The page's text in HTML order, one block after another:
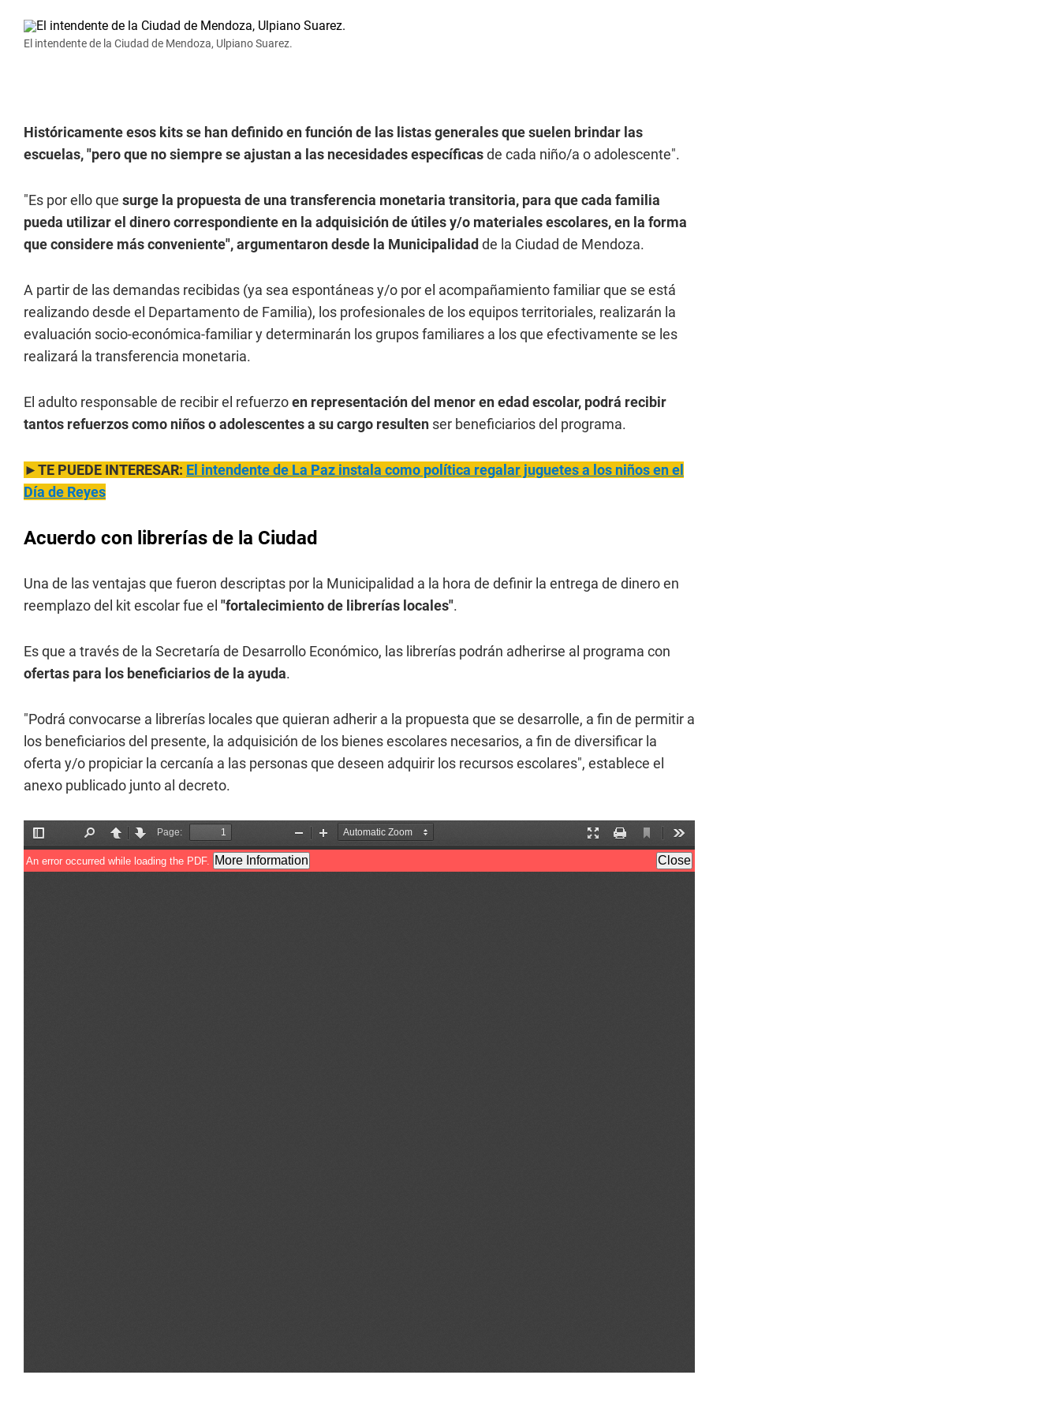
El intendente de la Ciudad de Mendoza, Ulpiano Suarez.
Históricamente esos kits se han definido en función de las listas generales que suelen brindar las
escuelas, "pero que no siempre se ajustan a las necesidades específicasde cada niño/a o adolescente".
"Es por ello que surge la propuesta de una transferencia monetaria transitoria, para que cada familia
pueda utilizar el dinero correspondiente en la adquisición de útiles y/o materiales escolares, en la forma
que considere más conveniente", argumentaron desde la Municipalidad de la Ciudad de Mendoza.
A partir de las demandas recibidas (ya sea espontáneas y/o por el acompañamiento familiar que se está
realizando desde el Departamento de Familia), los profesionales de los equipos territoriales, realizarán la
evaluación socio-económica-familiar y determinarán los grupos familiares a los que efectivamente se les
realizará la transferencia monetaria.
El adulto responsable de recibir el refuerzoen representación del menor en edad escolar, podrá recibir
tantos refuerzos como niños o adolescentes a su cargo resulten ser beneficiarios del programa.
►TE PUEDE INTERESAR: El intendente de La Paz instala como política regalar juguetes a los niños en el
Día de Reyes
Acuerdo con librerías de la Ciudad
Una de las ventajas que fueron descriptas por la Municipalidad a la hora de definir la entrega de dinero en
reemplazo del kit escolar fue el "fortalecimiento de librerías locales".
Es que a través de la Secretaría de Desarrollo Económico, las librerías podrán adherirse al programa con
ofertas para los beneficiarios de la ayuda.
"Podrá convocarse a librerías locales que quieran adherir a la propuesta que se desarrolle, a fin de permitir a
los beneficiarios del presente, la adquisición de los bienes escolares necesarios, a fin de diversificar la
oferta y/o propiciar la cercanía a las personas que deseen adquirir los recursos escolares", establece el
anexo publicado junto al decreto.